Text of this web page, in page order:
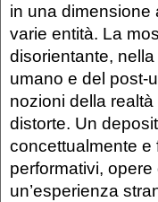
in una dimensione
varie entità. La
disorientante,
umano e del post-
nozioni della
distorte. Un
concettualmente e
performativi,
un’esperienza